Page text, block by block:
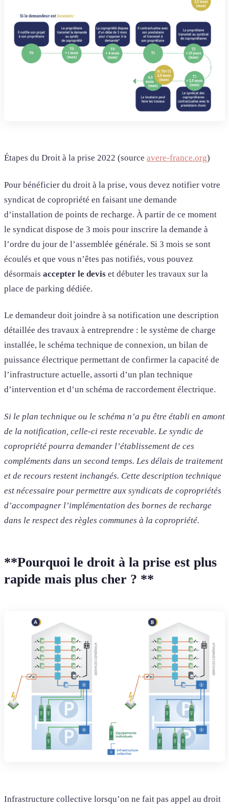
Étapes du Droit à la prise 2022 (source avere-france.org)
Pour bénéficier du droit à la prise, vous devez notifier votre
syndicat de copropriété en faisant une demande
d’installation de points de recharge. À partir de ce moment
le syndicat dispose de 3 mois pour inscrire la demande à
l’ordre du jour de l’assemblée générale. Si 3 mois se sont
écoulés et que vous n’êtes pas notifiés, vous pouvez
désormais accepter le devis et débuter les travaux sur la
place de parking dédiée.
Le demandeur doit joindre à sa notification une description
détaillée des travaux à entreprendre : le système de charge
installée, le schéma technique de connexion, un bilan de
puissance électrique permettant de confirmer la capacité de
l’infrastructure actuelle, assorti d’un plan technique
d’intervention et d’un schéma de raccordement électrique.
Si le plan technique ou le schéma n’a pu être établi en amont
de la notification, celle-ci reste recevable. Le syndic de
copropriété pourra demander l’établissement de ces
compléments dans un second temps. Les délais de traitement
et de recours restent inchangés. Cette description technique
est nécessaire pour permettre aux syndicats de copropriétés
d’accompagner l’implémentation des bornes de recharge
dans le respect des règles communes à la copropriété.
**Pourquoi le droit à la prise est plus
rapide mais plus cher ? **
Infrastructure collective lorsqu’on ne fait pas appel au droit